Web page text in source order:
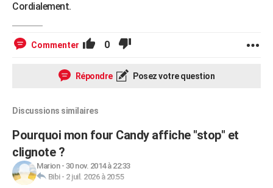
Cordialement.
Commenter 0
Répondre Posez votre question
Discussions similaires
Pourquoi mon four Candy affiche "stop" et
clignote ?
Marion- 30 nov. 2014 à 22:33
Bibi- 2 juil. 2026 à 20:55